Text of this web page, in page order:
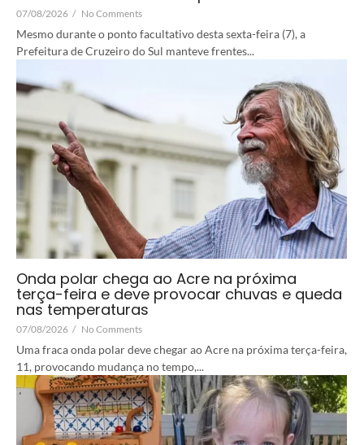
07/08/2026 / No Comments
Mesmo durante o ponto facultativo desta sexta-feira (7), a
Prefeitura de Cruzeiro do Sul manteve frentes...
Onda polar chega ao Acre na próxima
terça-feira e deve provocar chuvas e queda
nas temperaturas
07/08/2026 / No Comments
Uma fraca onda polar deve chegar ao Acre na próxima terça-feira,
11, provocando mudança no tempo,...